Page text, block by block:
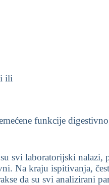
ili
funkcije
svi laboratorijski
Na kraju ispitivanja,
da su svi analizirani